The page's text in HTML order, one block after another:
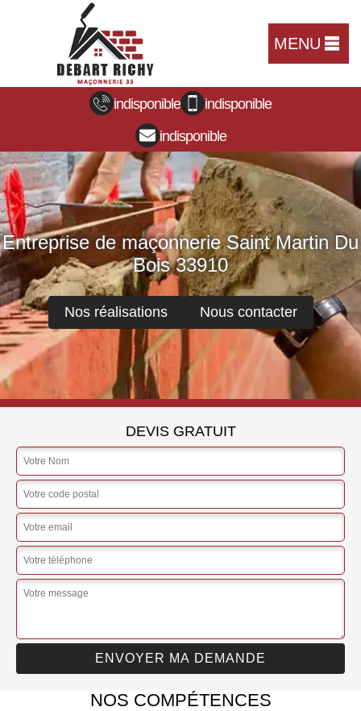
MENU
indisponible
indisponible
indisponible
Entreprise de maçonnerie Saint Martin Du
Bois 33910
Nos réalisations Nous contacter
DEVIS GRATUIT
NOS COMPÉTENCES